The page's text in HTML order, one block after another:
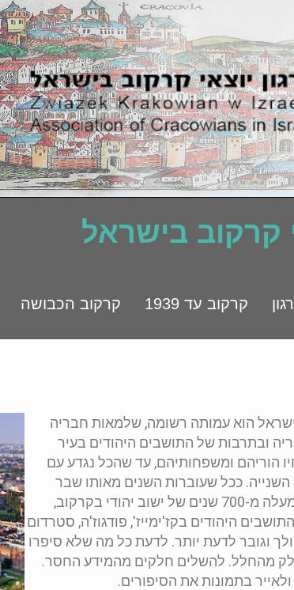
קרקוב בישראל
קרקוב עד 1939 קרקוב הכבושה
הוא עמותה רשומה, שלמאות חבריה
ובתרבות של התושבים היהודים בעיר
הוריהם ומשפחותיהם, עד שהכל נגדע עם
. ככל שעוברות השנים מאותו שבר
נורא, שגדע באחת למעלה מ-700 שנים של ישוב יהודי בקרקוב,
היהודים בקז'ימייז', פודגוז'ה, סטרדום
וגובר לדעת יותר. לדעת כל מה שלא סיפרו
מהחלל. להשלים חלקים מהמידע החסר.
בתמונות את הסיפורים.